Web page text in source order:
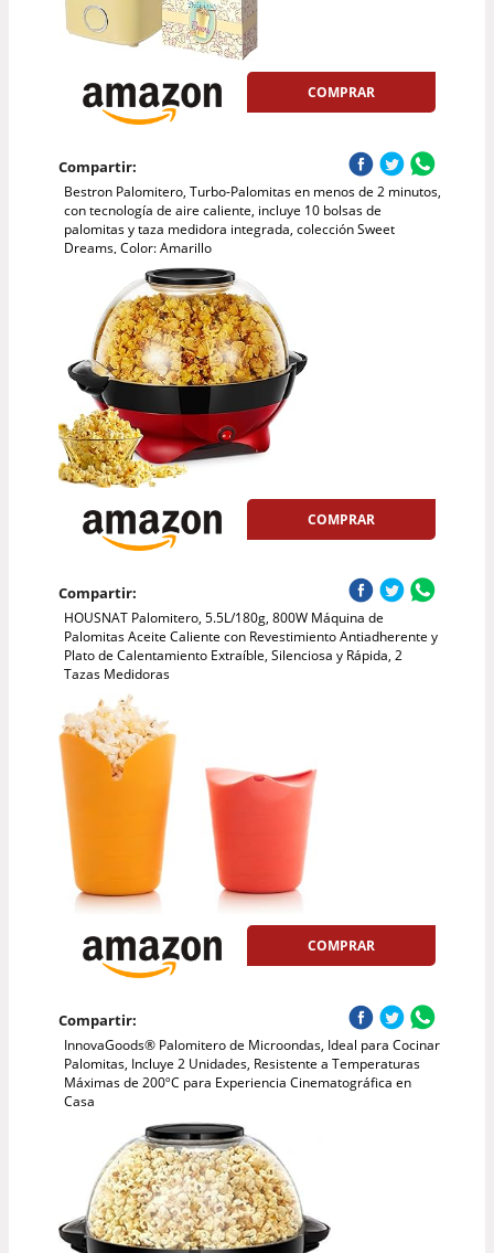
COMPRAR
Compartir:
Bestron Palomitero, Turbo-Palomitas en menos de 2 minutos,
con tecnología de aire caliente, incluye 10 bolsas de
palomitas y taza medidora integrada, colección Sweet
Dreams, Color: Amarillo
COMPRAR
Compartir:
HOUSNAT Palomitero, 5.5L/180g, 800W Máquina de
Palomitas Aceite Caliente con Revestimiento Antiadherente y
Plato de Calentamiento Extraíble, Silenciosa y Rápida, 2
Tazas Medidoras
COMPRAR
Compartir:
InnovaGoods® Palomitero de Microondas, Ideal para Cocinar
Palomitas, Incluye 2 Unidades, Resistente a Temperaturas
Máximas de 200ºC para Experiencia Cinematográfica en
Casa